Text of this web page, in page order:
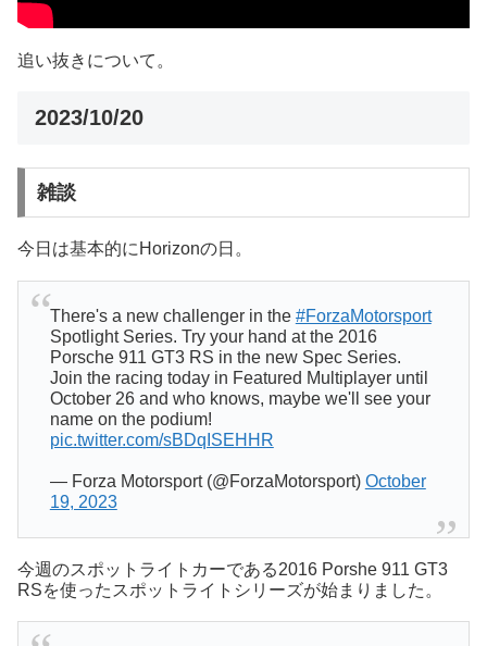
追い抜きについて。
2023/10/20
雑談
今日は基本的にHorizonの日。
There's a new challenger in the #ForzaMotorsport
Spotlight Series. Try your hand at the 2016
Porsche 911 GT3 RS in the new Spec Series.
Join the racing today in Featured Multiplayer until
October 26 and who knows, maybe we'll see your
name on the podium!
pic.twitter.com/sBDqISEHHR
— Forza Motorsport (@ForzaMotorsport) October
19, 2023
今週のスポットライトカーである2016 Porshe 911 GT3
RSを使ったスポットライトシリーズが始まりました。